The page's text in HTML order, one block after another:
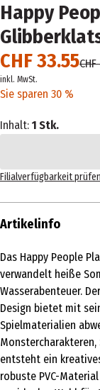
Happy
CHF 33.55
inkl. MwSt.
Sie sparen 30 %
Inhalt: 1 Stk.
Filialverfügbarkeit prüfen
Artikelinfo
Das Happy People
verwandelt heiße
Wasserabenteuer.
Design bietet mit
Spielmaterialien
entsteht ein
robuste PVC-